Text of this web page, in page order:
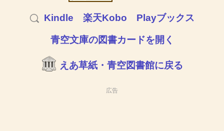
Kindle 楽天Kobo Playブックス
青空文庫の図書カードを開く
えあ草紙・青空図書館に戻る
広告